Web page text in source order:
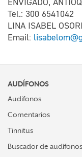
Tel.: 300 6541042
LINA ISABEL
Email:
AUDÍFONOS
Audifonos
Comentarios
Tinnitus
Buscador de audífonos